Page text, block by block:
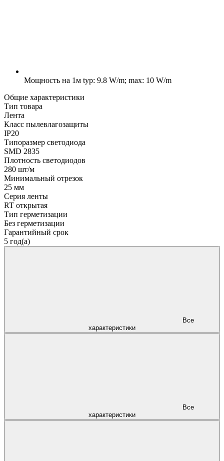
Мощность на 1м typ: 9.8 W/m; max: 10 W/m
Общие характеристики
Тип товара
Лента
Класс пылевлагозащиты
IP20
Типоразмер светодиода
SMD 2835
Плотность светодиодов
280 шт/м
Минимальный отрезок
25 мм
Серия ленты
RT открытая
Тип герметизации
Без герметизации
Гарантийный срок
5 год(а)
характеристики
характеристики